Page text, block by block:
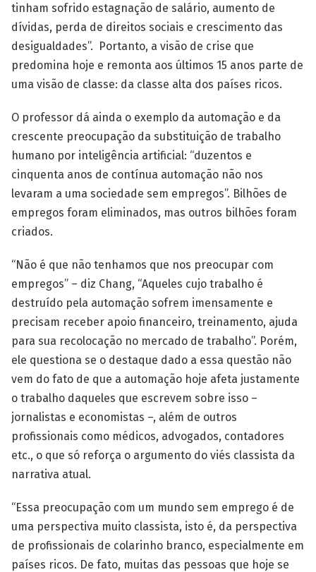
tinham sofrido estagnação de salário, aumento de
dívidas, perda de direitos sociais e crescimento das
desigualdades”. Portanto, a visão de crise que
predomina hoje e remonta aos últimos 15 anos parte de
uma visão de classe: da classe alta dos países ricos.
O professor dá ainda o exemplo da automação e da
crescente preocupação da substituição de trabalho
humano por inteligência artificial: “duzentos e
cinquenta anos de contínua automação não nos
levaram a uma sociedade sem empregos”. Bilhões de
empregos foram eliminados, mas outros bilhões foram
criados.
“Não é que não tenhamos que nos preocupar com
empregos” – diz Chang, “Aqueles cujo trabalho é
destruído pela automação sofrem imensamente e
precisam receber apoio financeiro, treinamento, ajuda
para sua recolocação no mercado de trabalho”. Porém,
ele questiona se o destaque dado a essa questão não
vem do fato de que a automação hoje afeta justamente
o trabalho daqueles que escrevem sobre isso –
jornalistas e economistas –, além de outros
profissionais como médicos, advogados, contadores
etc., o que só reforça o argumento do viés classista da
narrativa atual.
“Essa preocupação com um mundo sem emprego é de
uma perspectiva muito classista, isto é, da perspectiva
de profissionais de colarinho branco, especialmente em
países ricos. De fato, muitas das pessoas que hoje se